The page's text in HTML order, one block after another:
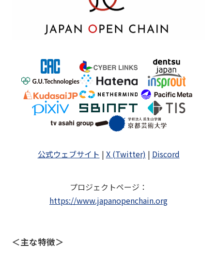
公式ウェブサイト | X (Twitter) | Discord
プロジェクトページ ：
https://www.japanopenchain.org
＜主な特徴＞